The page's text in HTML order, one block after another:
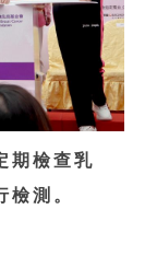
期檢查乳
測。